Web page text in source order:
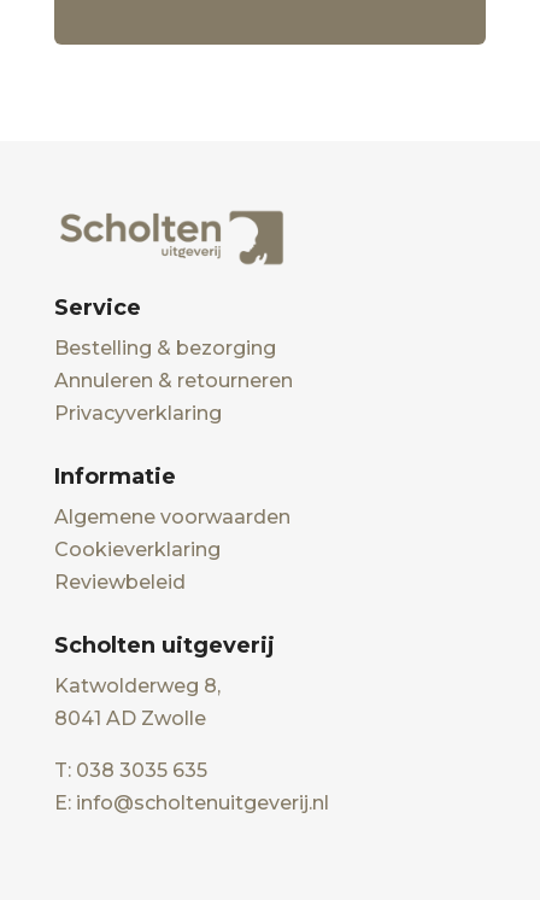
Service
Bestelling & bezorging
Annuleren & retourneren
Privacyverklaring
Informatie
Algemene voorwaarden
Cookieverklaring
Reviewbeleid
Scholten uitgeverij
Katwolderweg 8,
8041 AD Zwolle
T: 038 3035 635
E: info@scholtenuitgeverij.nl